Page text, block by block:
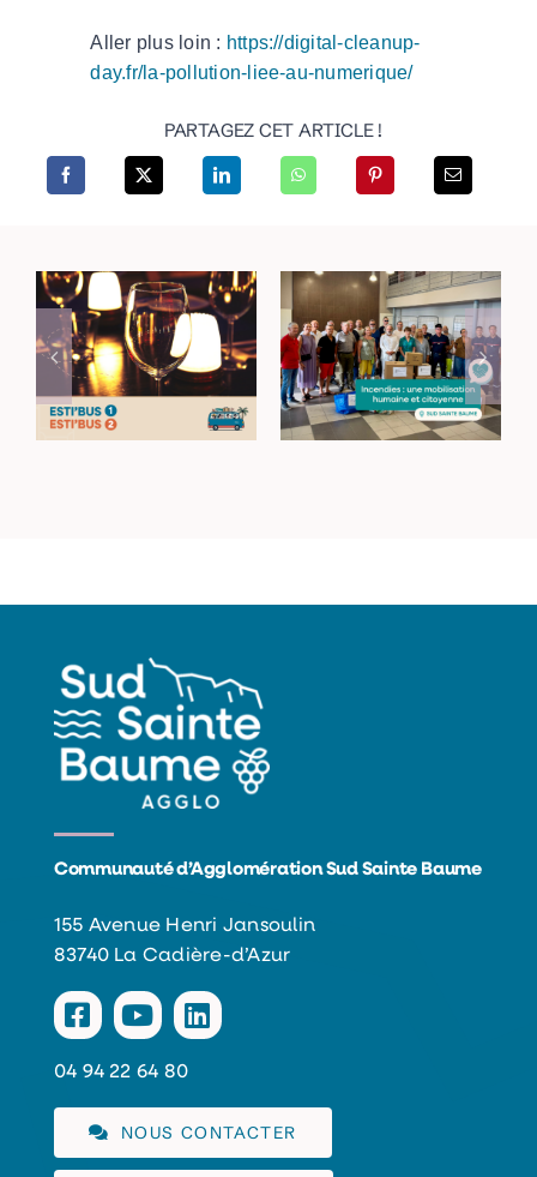
Aller plus loin : https://digital-cleanup-
day.fr/la-pollution-liee-au-numerique/
PARTAGEZ CET ARTICLE !
Rejoignez vos lieux
de sortie avec les
navettes Esti’Bus
Incendies dans le
Haut-Var : une
mobilisation
humaine et
citoyenne
Communauté d’Agglomération Sud Sainte Baume
155 Avenue Henri Jansoulin
83740 La Cadière-d’Azur
04 94 22 64 80
NOUS CONTACTER